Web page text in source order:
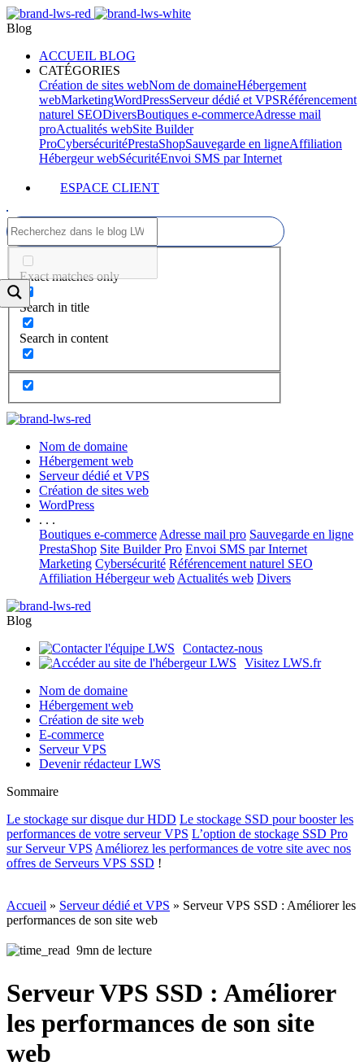
Blog
ACCUEIL BLOG
CATÉGORIES
Création de sites webNom de domaineHébergement
webMarketingWordPressServeur dédié et VPSRéférencement
naturel SEODiversBoutiques e-commerceAdresse mail
proActualités webSite Builder
ProCybersécuritéPrestaShopSauvegarde en ligneAffiliation
Hébergeur webSécuritéEnvoi SMS par Internet
ESPACE CLIENT
Exact matches only
Search in title
Search in content
Nom de domaine
Hébergement web
Serveur dédié et VPS
Création de sites web
WordPress
. . .
Boutiques e-commerce Adresse mail pro Sauvegarde en ligne
PrestaShop Site Builder Pro Envoi SMS par Internet
Marketing Cybersécurité Référencement naturel SEO
Affiliation Hébergeur web Actualités web Divers
Blog
Contactez-nous
Visitez LWS.fr
Nom de domaine
Hébergement web
Création de site web
E-commerce
Serveur VPS
Devenir rédacteur LWS
Sommaire
Le stockage sur disque dur HDD Le stockage SSD pour booster les
performances de votre serveur VPS L’option de stockage SSD Pro
sur Serveur VPS Améliorez les performances de votre site avec nos
offres de Serveurs VPS SSD !
Accueil » Serveur dédié et VPS » Serveur VPS SSD : Améliorer les
performances de son site web
9mn de lecture
Serveur VPS SSD : Améliorer
les performances de son site
web